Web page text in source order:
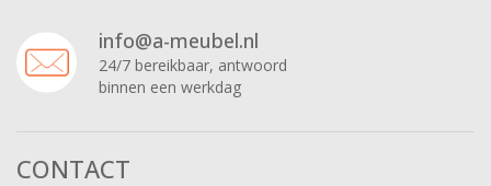
info@a-meubel.nl
24/7 bereikbaar, antwoord
binnen een werkdag
CONTACT